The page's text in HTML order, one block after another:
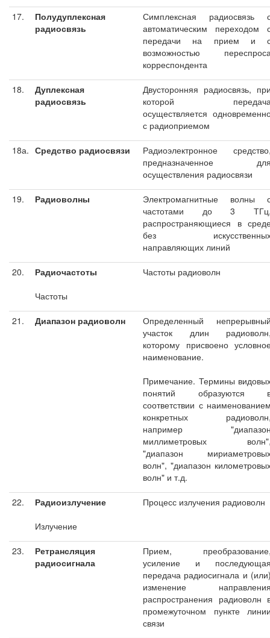
17.
Полудуплексная
радиосвязь
Симплексная радиосвязь
автоматическим переходом
передачи на прием и
возможностью
корреспондента
18.
Дуплексная
радиосвязь
Двусторонняя радиосвязь,
которой
осуществляется
с радиоприемом
18а. Средство радиосвязи
Радиоэлектронное
предназначенное
осуществления радиосвязи
19. Радиоволны
Электромагнитные волны
частотами до 3
распространяющиеся в
без
направляющих линий
20.
Радиочастоты
Частоты
Частоты радиоволн
21. Диапазон радиоволн
Определенный
участок длин
которому присвоено
наименование.
Примечание. Термины
понятий образуются
соответствии с
конкретных
например
миллиметровых
"диапазон
волн", "диапазон
волн" и т.д.
22.
Радиоизлучение
Излучение
Процесс излучения радиоволн
23.
Ретрансляция
радиосигнала
Прием,
усиление и
передача радиосигнала и
изменение
распространения радиоволн
промежуточном пункте
связи